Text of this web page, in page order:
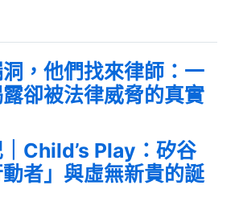
，他們找來律師：一
卻被法律威脅的真實
Child’s Play：矽谷
動者」與虛無新貴的誕